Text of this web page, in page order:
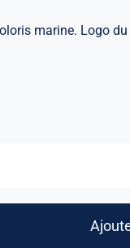
marine. Logo